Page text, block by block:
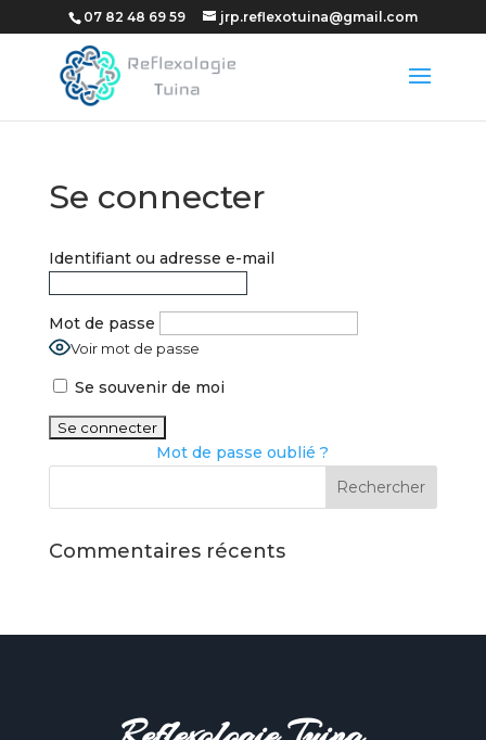
07 82 48 69 59 jrp.reflexotuina@gmail.com
Se connecter
Identifiant ou adresse e-mail
Mot de passe
Voir mot de passe
Se souvenir de moi
Mot de passe oublié ?
Commentaires récents